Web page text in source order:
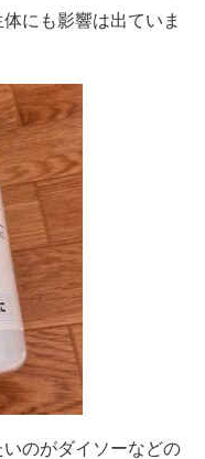
にも影響は出ていま
のがダイソーなどの